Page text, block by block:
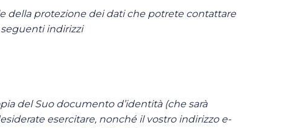
della protezione dei dati che potrete contattare
indirizzi
del Suo documento d’identità (che sarà
esercitare, nonché il vostro indirizzo e-